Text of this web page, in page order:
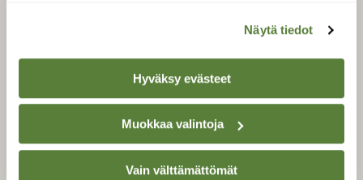
Näytä tiedot
Hyväksy evästeet
Muokkaa valintoja
Vain välttämättömät
SUOMEN LUONNON­
Suomen Luonto -lehden
kustantaja onSuomen
luonnonsuojelu­liitto.